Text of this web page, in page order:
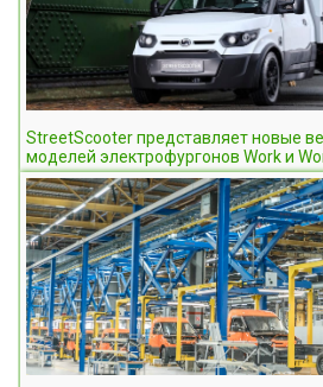
StreetScooter представляет новые
моделей электрофургонов Work и